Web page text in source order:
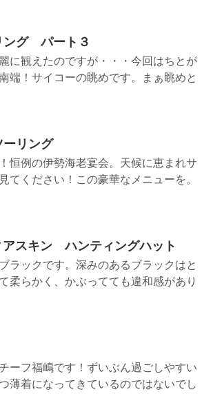
ング パート３
に観えたのですが・・・今回はちとが
端！サイコーの眺めです。まぁ眺めと
リング
恒例の伊勢海老宴会。天候に恵まれサ
てください！この豪華なメニューを。
スキン ハンティングハット
ラックです。深みのあるブラックはと
柔らかく、かぶってても違和感があり
ーフ福嶋です！ずいぶん過ごしやすい
薄着になってきているのではないでし